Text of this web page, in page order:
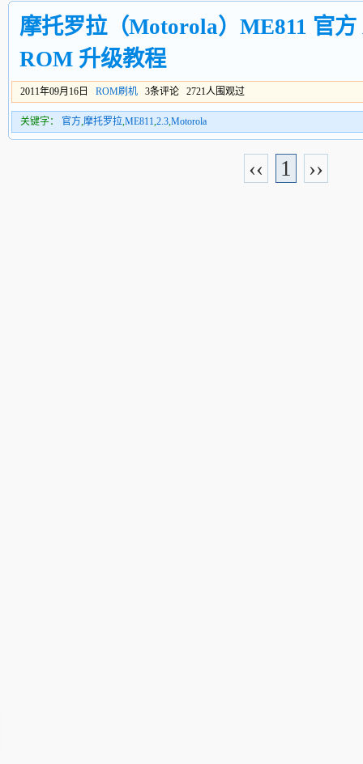
摩托罗拉（Motorola）ME811 官
ROM 升级教程
2011年09月16日 ROM刷机 3条评论 2721人围观过
关键字： 官方,摩托罗拉,ME811,2.3,Motorola
‹‹ 1 ››